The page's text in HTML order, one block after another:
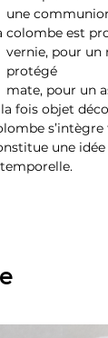
une
colombe est
vernie, pour
protégé
mate, pour un
fois objet
une idée